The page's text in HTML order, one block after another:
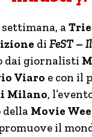
a
di FeST –
dai giornalisti
Viaro e con il
Milano,
della Movie
il